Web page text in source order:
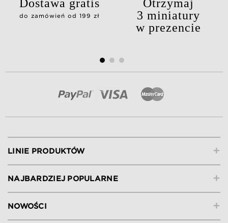
Dostawa gratis
do zamówień od 199 zł
Otrzymaj
3 miniatury
w prezencie
+
LINIE PRODUKTÓW
+
NAJBARDZIEJ POPULARNE
+
NOWOŚCI